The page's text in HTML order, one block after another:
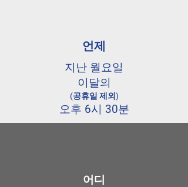
언제
지난 월요일
이달의
(공휴일 제외)
오후 6시 30분
어디